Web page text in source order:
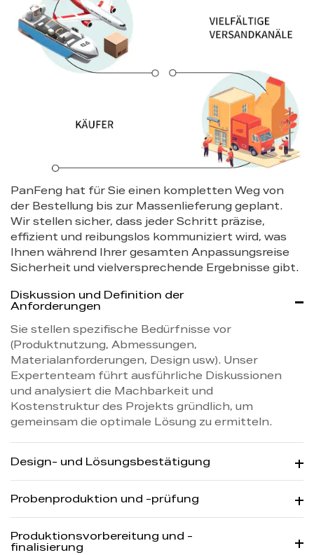
PanFeng hat für Sie einen kompletten Weg von
der Bestellung bis zur Massenlieferung geplant.
Wir stellen sicher, dass jeder Schritt präzise,
effizient und reibungslos kommuniziert wird, was
Ihnen während Ihrer gesamten Anpassungsreise
Sicherheit und vielversprechende Ergebnisse gibt.
Diskussion und Definition der
Anforderungen
Sie stellen spezifische Bedürfnisse vor
(Produktnutzung, Abmessungen,
Materialanforderungen, Design usw). Unser
Expertenteam führt ausführliche Diskussionen
und analysiert die Machbarkeit und
Kostenstruktur des Projekts gründlich, um
gemeinsam die optimale Lösung zu ermitteln.
Design- und Lösungsbestätigung
Probenproduktion und -prüfung
Produktionsvorbereitung und -
finalisierung